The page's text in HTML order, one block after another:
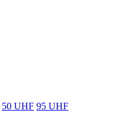
50 UHF 95 UHF